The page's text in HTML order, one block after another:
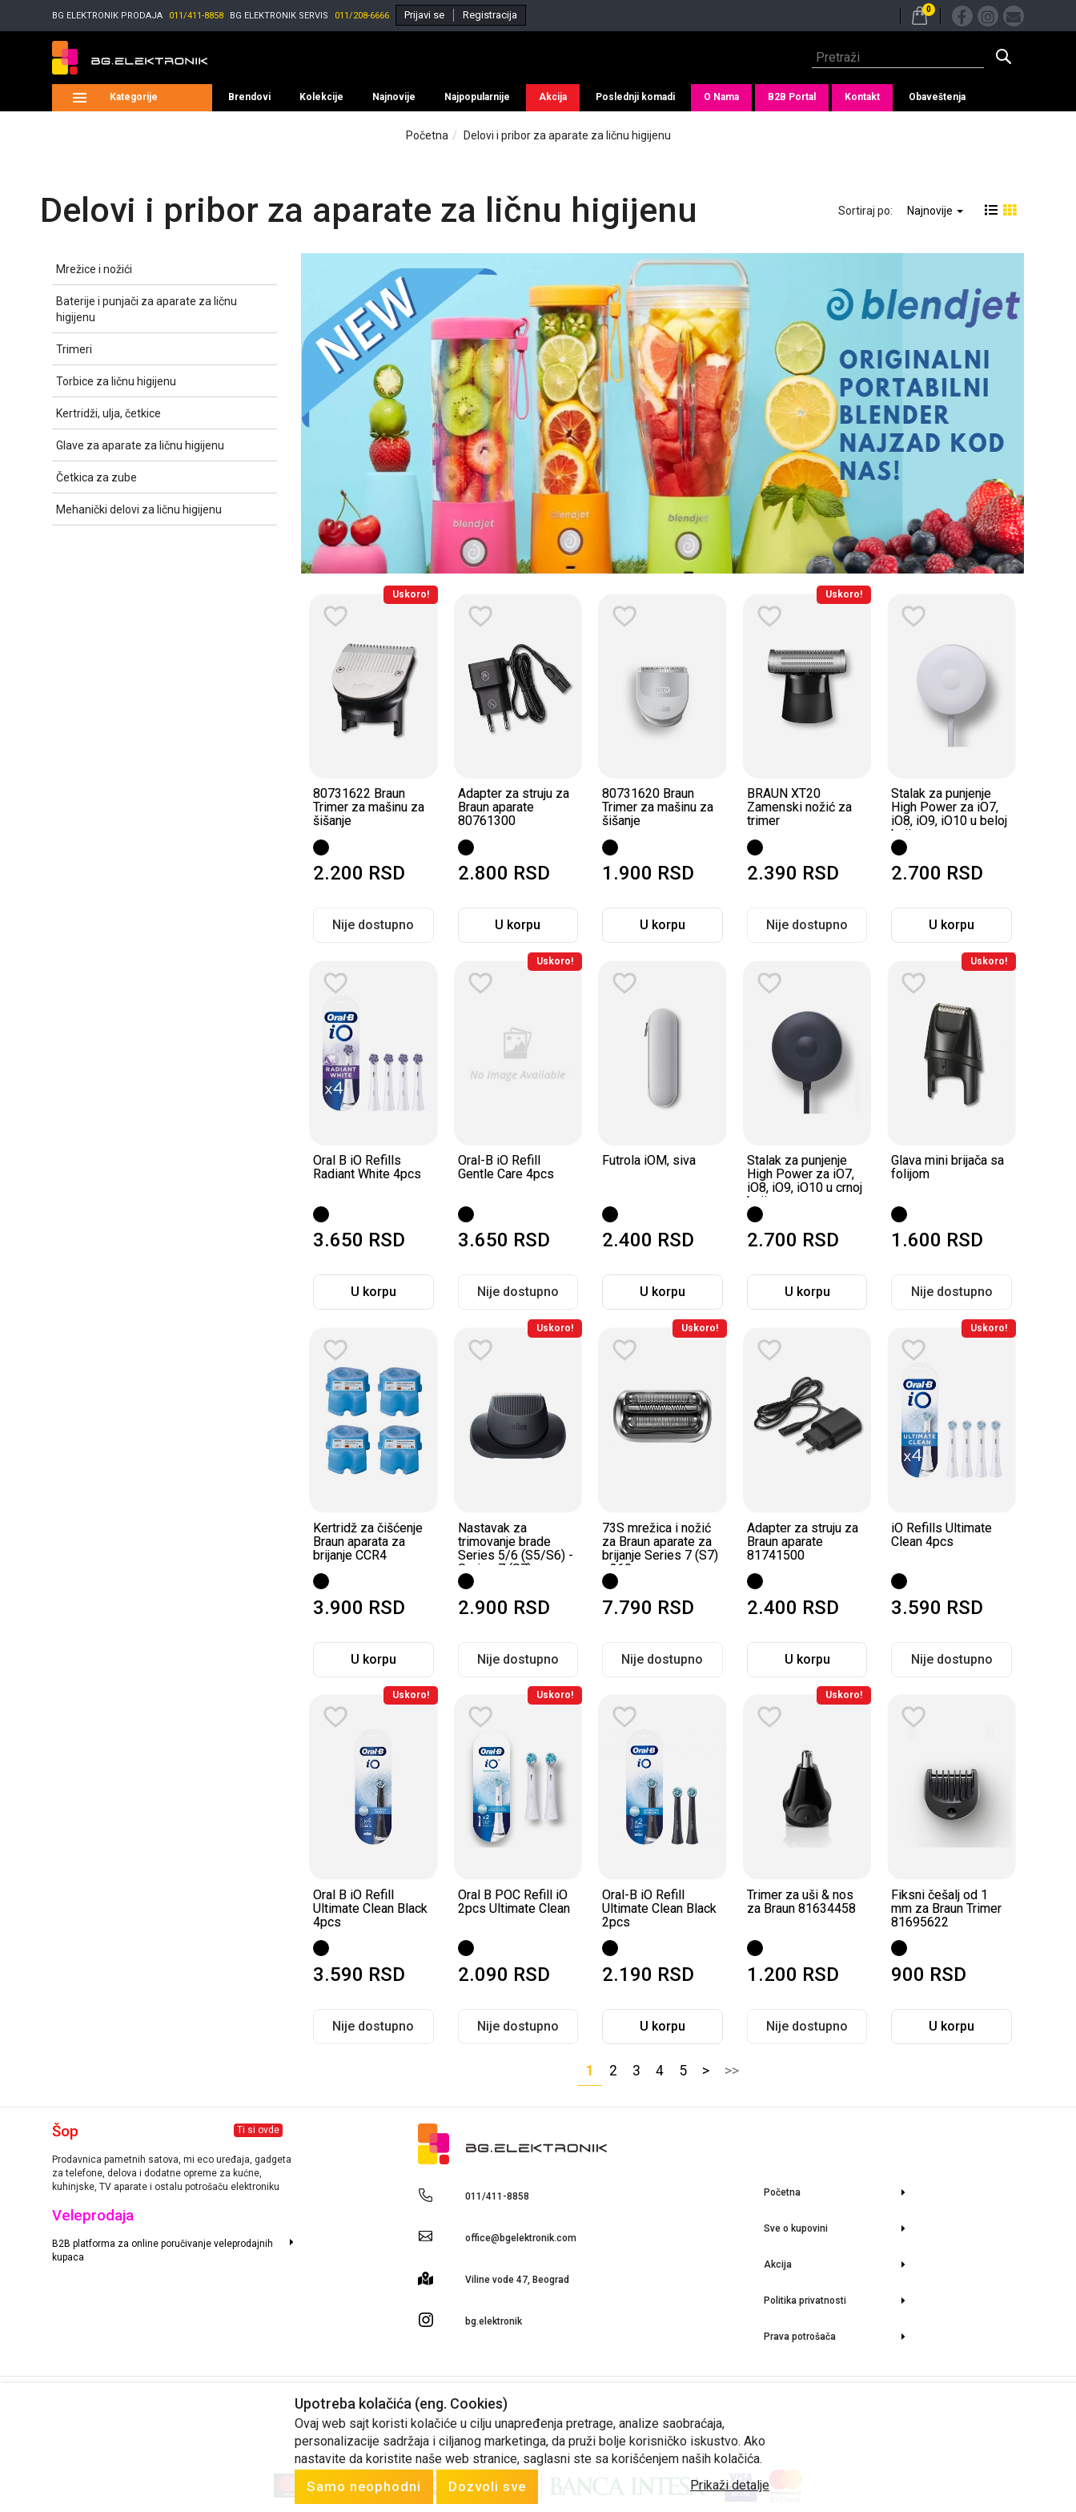
BG ELEKTRONIK PRODAJA 011/411-8858 BG ELEKTRONIK SERVIS 011/208-6666 Prijavi se Registracija 0
Kategorije Brendovi Kolekcije Najnovije Najpopularnije Akcija Poslednji komadi O Nama B2B Portal Kontakt Obaveštenja
Početna Delovi i pribor za aparate za ličnu higijenu
Delovi i pribor za aparate za ličnu higijenu Sortiraj po: Najnovije
Mrežice i nožići
Baterije i punjači za aparate za ličnu
higijenu
Trimeri
Torbice za ličnu higijenu
Kertridži, ulja, četkice
Glave za aparate za ličnu higijenu
Četkica za zube
Mehanički delovi za ličnu higijenu
Uskoro!
80731622 Braun
Trimer za mašinu za
šišanje
2.200 RSD
Nije dostupno
Adapter za struju za
Braun aparate
80761300
2.800 RSD
U korpu
80731620 Braun
Trimer za mašinu za
šišanje
1.900 RSD
U korpu
Uskoro!
BRAUN XT20
Zamenski nožić za
trimer
2.390 RSD
Nije dostupno
Stalak za punjenje
High Power za iO7,
iO8, iO9, iO10 u beloj
boji
2.700 RSD
U korpu
Oral B iO Refills
Radiant White 4pcs
3.650 RSD
U korpu
Uskoro!
Oral-B iO Refill
Gentle Care 4pcs
3.650 RSD
Nije dostupno
Futrola iOM, siva
2.400 RSD
U korpu
Stalak za punjenje
High Power za iO7,
iO8, iO9, iO10 u crnoj
boji
2.700 RSD
U korpu
Uskoro!
Glava mini brijača sa
folijom
1.600 RSD
Nije dostupno
Kertridž za čišćenje
Braun aparata za
brijanje CCR4
3.900 RSD
U korpu
Uskoro!
Nastavak za
trimovanje brade
Series 5/6 (S5/S6) -
Series 7 (S7)
2.900 RSD
Nije dostupno
Uskoro!
73S mrežica i nožić
za Braun aparate za
brijanje Series 7 (S7)
- 360 ...
7.790 RSD
Nije dostupno
Adapter za struju za
Braun aparate
81741500
2.400 RSD
U korpu
Uskoro!
iO Refills Ultimate
Clean 4pcs
3.590 RSD
Nije dostupno
Uskoro!
Oral B iO Refill
Ultimate Clean Black
4pcs
3.590 RSD
Nije dostupno
Uskoro!
Oral B POC Refill iO
2pcs Ultimate Clean
2.090 RSD
Nije dostupno
Oral-B iO Refill
Ultimate Clean Black
2pcs
2.190 RSD
U korpu
Uskoro!
Trimer za uši & nos
za Braun 81634458
1.200 RSD
Nije dostupno
Fiksni češalj od 1
mm za Braun Trimer
81695622
900 RSD
U korpu
1 2 3 4 5 > >>
Ti si ovde
Šop
Prodavnica pametnih satova, mi eco uređaja, gadgeta
za telefone, delova i dodatne opreme za kućne,
kuhinjske, TV aparate i ostalu potrošaču elektroniku
Veleprodaja
B2B platforma za online poručivanje veleprodajnih
kupaca
011/411-8858
office@bgelektronik.com
Viline vode 47, Beograd
bg.elektronik
Početna
Sve o kupovini
Akcija
Politika privatnosti
Prava potrošača
Cene su informativnog karaktera. Prodavac ne odgovara za tačnost cena iskazanih na sajtu, zadržava pravo izmena cena. Ponudu za ostale artikle, informacije o stanju lagera i aktuelnim cenama možete dobiti na upit.
Produced bySelltico.Design by Artigma.
Upotreba kolačića (eng. Cookies)
Ovaj web sajt koristi kolačiće u cilju unapređenja pretrage, analize saobraćaja,
personalizacije sadržaja i ciljanog marketinga, da pruži bolje korisničko iskustvo. Ako
nastavite da koristite naše web stranice, saglasni ste sa korišćenjem naših kolačića.
Samo neophodni Dozvoli sve Prikaži detalje